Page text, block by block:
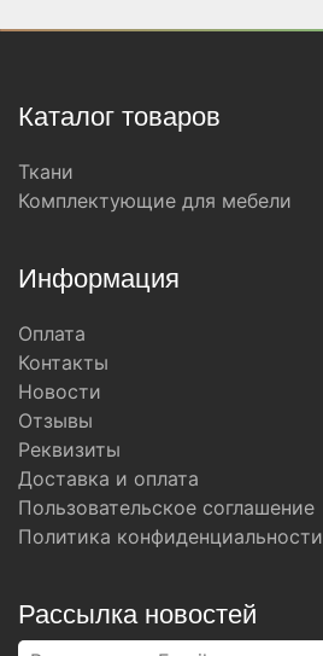
Каталог товаров
Ткани
Комплектующие для мебели
Информация
Оплата
Контакты
Новости
Отзывы
Реквизиты
Доставка и оплата
Пользовательское соглашение
Политика конфиденциальности
Рассылка новостей